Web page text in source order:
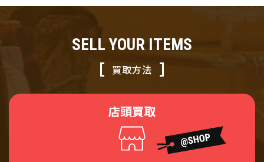
SELL YOUR ITEMS
買取方法
店頭買取